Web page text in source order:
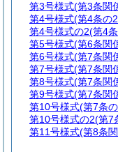
第3号様式(第3条関
第4号様式(第4条の
第4号様式の2(第4
第5号様式(第6条関
第6号様式(第7条関
第7号様式(第7条関
第8号様式(第7条関
第9号様式(第7条関
第10号様式(第7条
第10号様式の2(第7
第11号様式(第8条